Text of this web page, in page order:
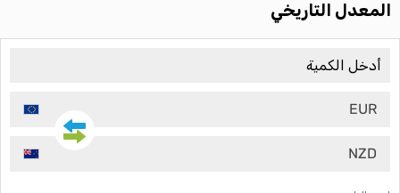
المعدل التاريخي
EUR
NZD